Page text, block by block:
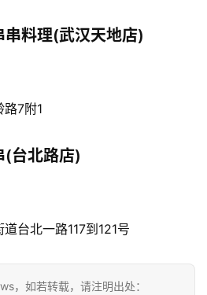
串料理(武汉天地店)
7附1
(台北路店)
台北一路117到121号
，如若转载，请注明出处：